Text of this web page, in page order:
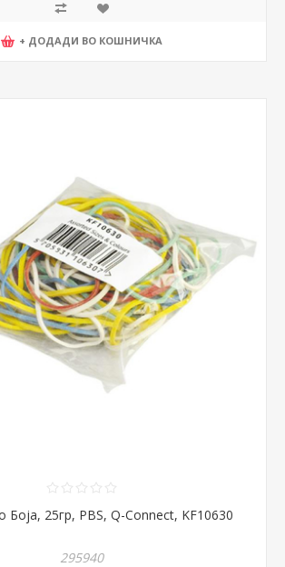
+ ДОДАДИ ВО КОШНИЧКА
Боја, 25гр, PBS, Q-Connect, KF10630
295940